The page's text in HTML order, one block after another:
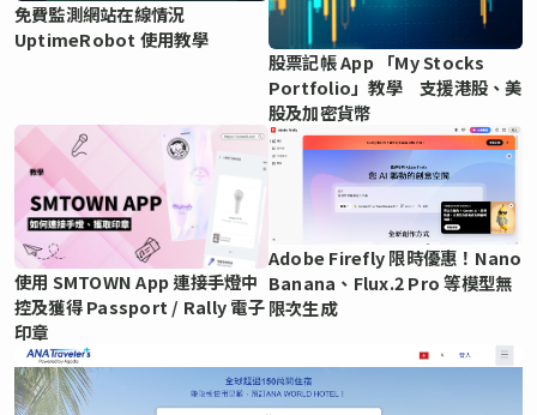
免費監測網站在線情況
UptimeRobot 使用教學
股票記帳 App 「My Stocks
Portfolio」教學 支援港股、美
股及加密貨幣
使用 SMTOWN App 連接手燈中
控及獲得 Passport / Rally 電子
印章
Adobe Firefly 限時優惠！Nano
Banana、Flux.2 Pro 等模型無
限次生成